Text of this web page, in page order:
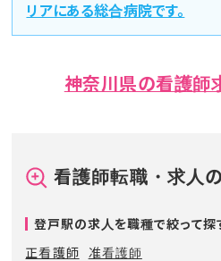
リアにある総合病院です。
神奈川県の看護師
看護師転職・求人
登戸駅の求人を職種で絞って探
正看護師
准看護師